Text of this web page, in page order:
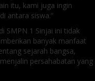
itu, kami juga ingin
antara siswa.”
SMPN 1 Sinjai ini tidak
banyak manfaat
sejarah bangsa,
persahabatan yang